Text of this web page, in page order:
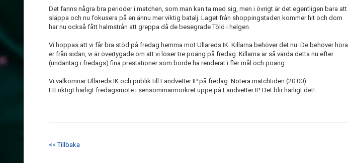
Det fanns några bra perioder i matchen, som man kan ta med sig, men i övrigt är det egentligen bara att
släppa och nu fokusera på en ännu mer viktig batalj. Laget från shoppingstaden kommer hit och dom
har nu också fått halmstrån att greppa då de besegrade Tölö i helgen.
Vi hoppas att vi får bra stöd på fredag hemma mot Ullareds IK. Killarna behöver det nu. De behöver höra
er från sidan, vi är övertygade om att vi löser tre poäng på fredag. Killarna är så värda detta nu efter
(undantag i fredags) fina prestationer som borde ha renderat i fler mål och poäng.
Vi välkomnar Ullareds IK och publik till Landvetter IP på fredag. Notera matchtiden (20.00)
Ett riktigt härligt fredagsmöte i sensommarmörkret uppe på Landvetter IP. Det blir härligt det!
<< Tillbaka